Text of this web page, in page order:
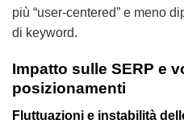
più “user-centered” e meno
di keyword.
Impatto sulle SERP e
posizionamenti
Fluttuazioni e instabilità